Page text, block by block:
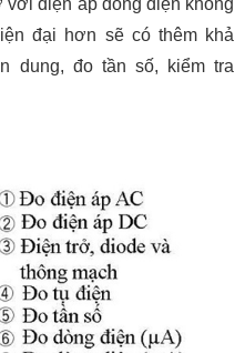
đại hơn sẽ có thêm khả
dung, đo tần số, kiểm tra